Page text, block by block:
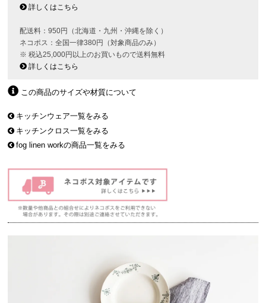
詳しくはこちら
配送料：950円（北海道・九州・沖縄を除く）
ネコポス：全国一律380円（対象商品のみ）
※ 税込25,000円以上のお買いもので送料無料
詳しくはこちら
この商品のサイズや材質について
キッチンウェア一覧をみる
キッチンクロス一覧をみる
fog linen workの商品一覧をみる